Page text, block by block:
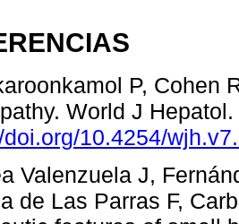
P, Cohen
World J
10.4254/
Valenzuela J,
de Las Parras F,